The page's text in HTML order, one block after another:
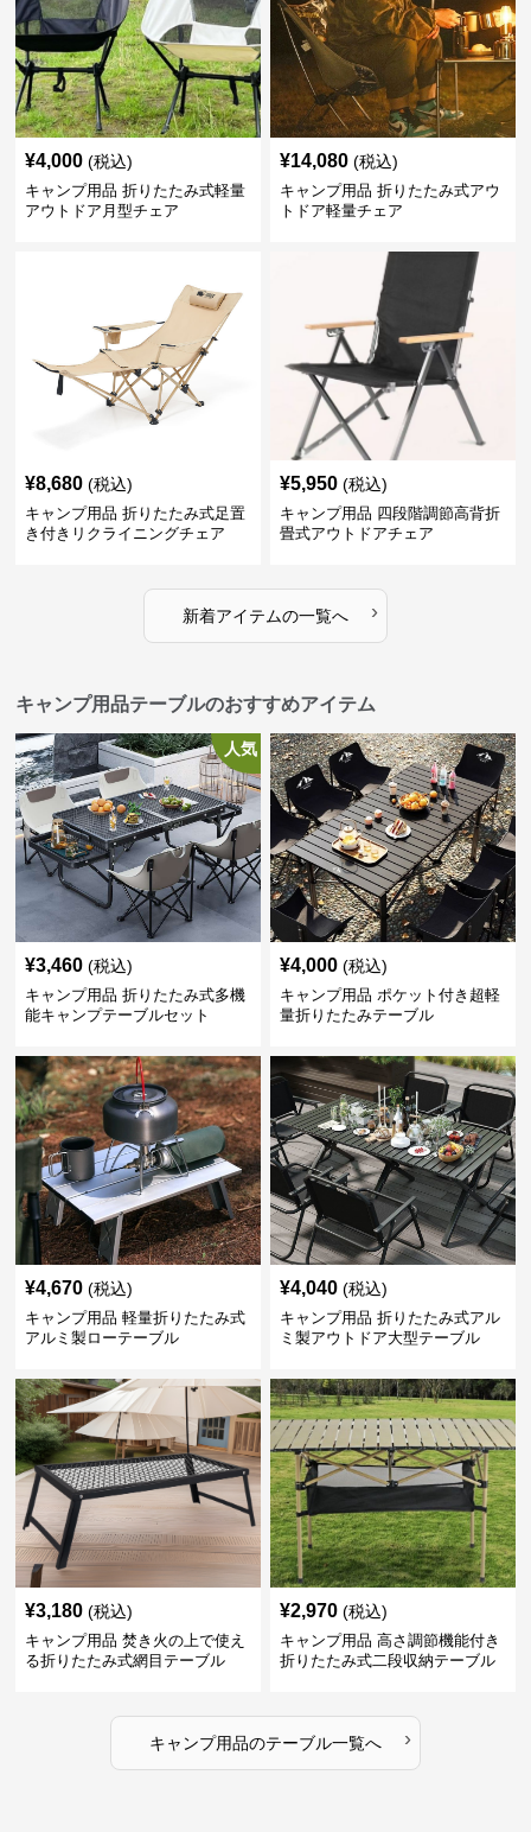
¥4,000 (税込)
キャンプ用品 折りたたみ式軽量
アウトドア月型チェア
¥14,080 (税込)
キャンプ用品 折りたたみ式アウ
トドア軽量チェア
¥8,680 (税込)
キャンプ用品 折りたたみ式足置
き付きリクライニングチェア
¥5,950 (税込)
キャンプ用品 四段階調節高背折
畳式アウトドアチェア
新着アイテムの一覧へ ›
キャンプ用品テーブルのおすすめアイテム
人気
¥3,460 (税込)
キャンプ用品 折りたたみ式多機
能キャンプテーブルセット
¥4,000 (税込)
キャンプ用品 ポケット付き超軽
量折りたたみテーブル
¥4,670 (税込)
キャンプ用品 軽量折りたたみ式
アルミ製ローテーブル
¥4,040 (税込)
キャンプ用品 折りたたみ式アル
ミ製アウトドア大型テーブル
¥3,180 (税込)
キャンプ用品 焚き火の上で使え
る折りたたみ式網目テーブル
¥2,970 (税込)
キャンプ用品 高さ調節機能付き
折りたたみ式二段収納テーブル
キャンプ用品のテーブル一覧へ ›